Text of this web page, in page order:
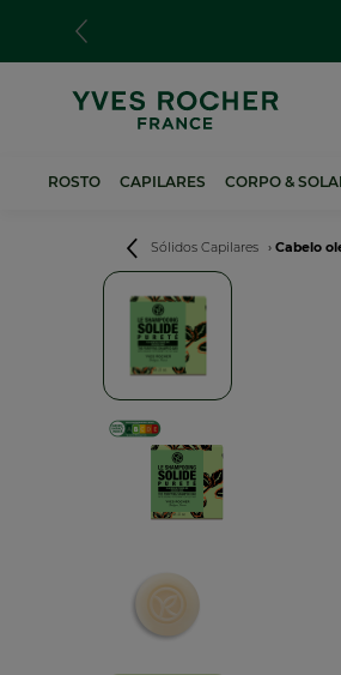
conteúdo
ROSTO CAPILARES CORPO &
Navegação
estrutural
Sólidos Capilares Cabelo